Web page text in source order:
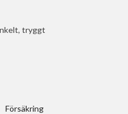
tryggt
Försäkring